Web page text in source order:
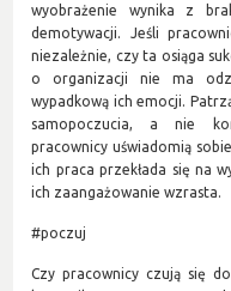
wyobrażenie wynika z
demotywacji. Jeśli
niezależnie, czy ta osiąga
o organizacji nie ma
wypadkową ich emocji.
samopoczucia, a nie
pracownicy uświadomią
ich praca przekłada się na
ich zaangażowanie wzrasta.
#poczuj
Czy pracownicy czują się